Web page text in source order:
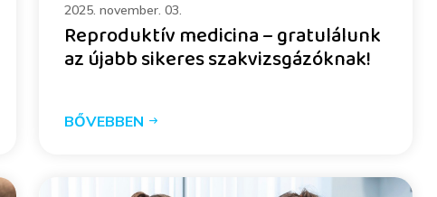
2025. november. 03.
Reproduktív medicina – gratulálunk
az újabb sikeres szakvizsgázóknak!
BŐVEBBEN